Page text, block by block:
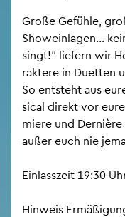
Große Ge­füh­le,
Show­ein­la­gen...
singt!” lie­fern wir
rak­te­re in Du­et­ten
So ent­steht aus
si­cal di­rekt vor
mie­re und
außer euch nie
Ein­lass­zeit 19:30
Hin­weis